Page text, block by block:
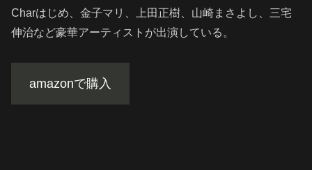
Charはじめ、金子マリ、上田正樹、山崎まさよし、三宅
伸治など豪華アーティストが出演している。
amazonで購入